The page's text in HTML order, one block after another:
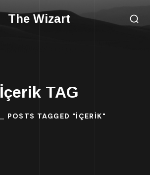
The Wizart
İçerik TAG
POSTS TAGGED "İÇERIK"